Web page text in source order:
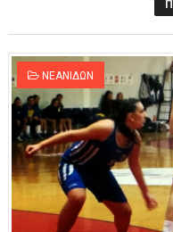
ΝΕΑΝΙΔΩΝ